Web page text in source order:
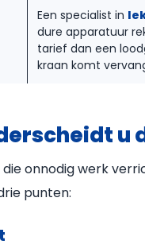
Een specialist in
dure apparatuur
tarief dan een
kraan komt
u
die onnodig werk
punten: